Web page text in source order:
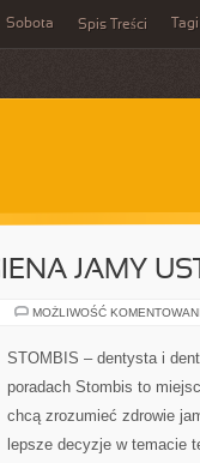
Sobota Spis Treści Tagi
JAMY
MOŻLIWOŚĆ
STOMBIS – dentysta i
poradach Stombis to
chcą zrozumieć zdrowie
lepsze decyzje w temacie